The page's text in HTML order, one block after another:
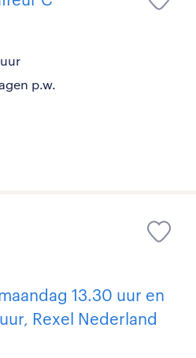
p.w.
13.30 uur en
Rexel Nederland